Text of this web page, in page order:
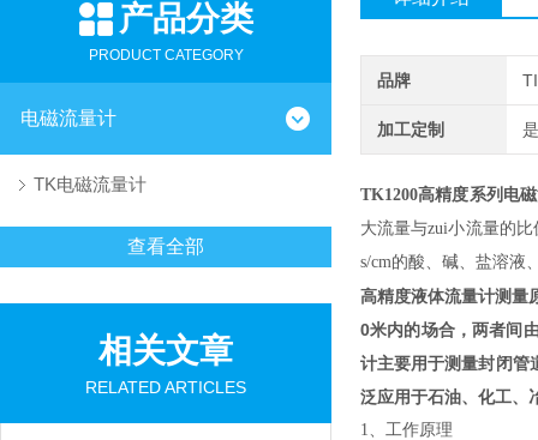
产品分类
PRODUCT CATEGORY
电磁流量计
TK电磁流量计
查看全部
相关文章
RELATED ARTICLES
品牌
加工定制
TK1200高精度系列电
大流量与zui小流量的
s/cm的酸、碱、盐溶液
高精度液体流量计测量
0米内的场合，两者间
计主要用于测量封闭管
泛应用于石油、化工、
1、 工作原理